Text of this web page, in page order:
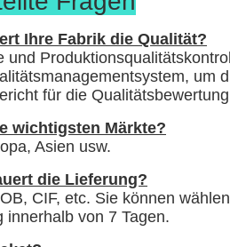
Ihre Fabrik die Qualität?
und
um
für die
wichtigsten Märkte?
Asien usw.
die Lieferung?
CIF, etc. Sie können
innerhalb von 7 Tagen.